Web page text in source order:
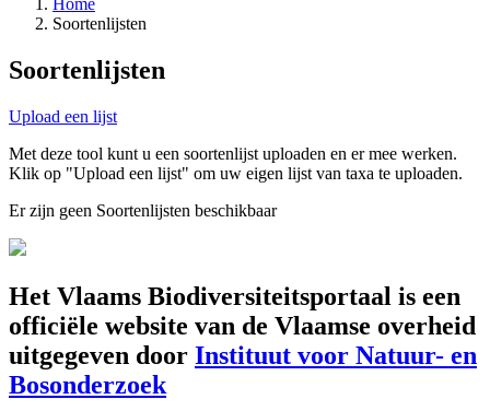
Home
Soortenlijsten
Soortenlijsten
Upload een lijst
Met deze tool kunt u een soortenlijst uploaden en er mee werken.
Klik op "Upload een lijst" om uw eigen lijst van taxa te uploaden.
Er zijn geen Soortenlijsten beschikbaar
Het Vlaams Biodiversiteitsportaal is een
officiële website van de Vlaamse overheid
uitgegeven door Instituut voor Natuur- en
Bosonderzoek